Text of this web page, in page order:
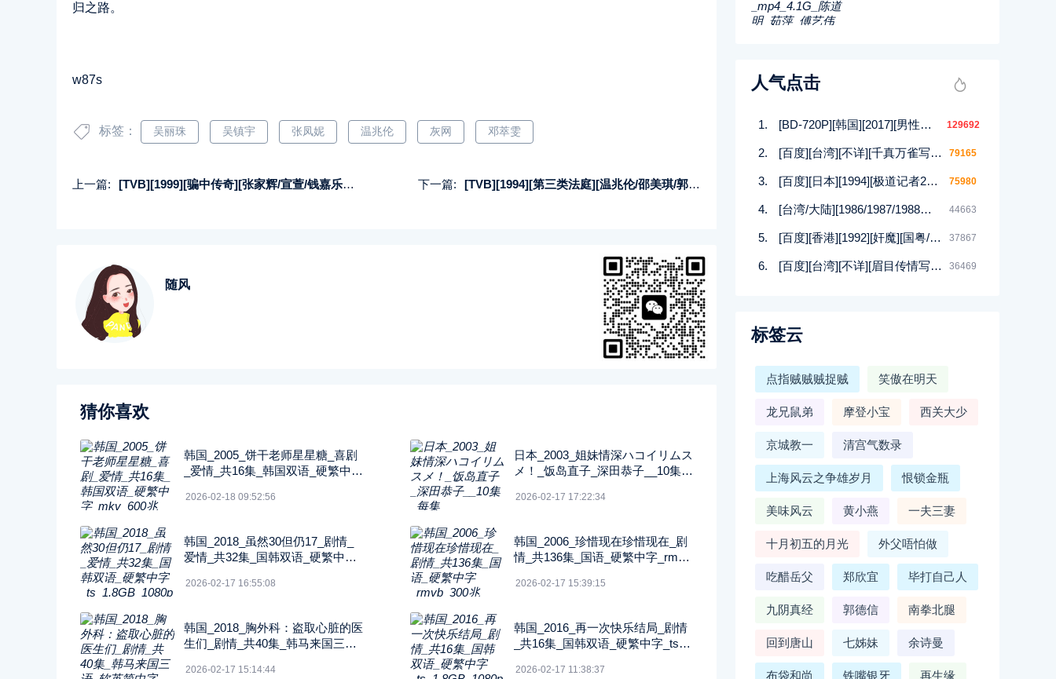
归之路。
w87s
标签： 吴丽珠 吴镇宇 张凤妮 温兆伦 灰网 邓萃雯
上一篇: [TVB][1999][骗中传奇][张家辉/宣萱/钱嘉乐][国粤双语外挂中字][GOTV源码/TS][20集全/单集约800M] 下一篇: [TVB][1994][第三类法庭][温兆伦/邵美琪/郭蔼明][国粤双语中字][GOTV源码/MKV][30集全/每集800M]
随风
猜你喜欢
韩国_2005_饼干老师星星糖_喜剧
_爱情_共16集_韩国双语_硬繁中字
2026-02-18 09:52:56
日本_2003_姐妹情深ハコイリムス
メ！_饭岛直子_深田恭子__10集_
2026-02-17 17:22:34
韩国_2018_虽然30但仍17_剧情_
爱情_共32集_国韩双语_硬繁中字_
2026-02-17 16:55:08
韩国_2006_珍惜现在珍惜现在_剧
情_共136集_国语_硬繁中字_rmvb
2026-02-17 15:39:15
韩国_2018_胸外科：盗取心脏的医
生们_剧情_共40集_韩马来国三语_
Y
2026-02-17 15:14:44
韩国_2016_再一次快乐结局_剧情
_共16集_国韩双语_硬繁中字_ts_
2026-02-17 11:38:37
人气点击
[BD-720P][韩国][2017][男性的17种幻想][崔在焕/朴庆熙][韩语中字][MP4/1.5G][HD高清] 129692
[百度][台湾][不详][千真万雀写真集][12集][MKV] 79165
[百度][日本][1994][极道记者2马券転生篇][日语/中文软字幕][DVDISO/4.00GB] 75980
[台湾/大陆][1986/1987/1988等][四大美人合集DVD][西施/貂蝉/杨贵妃等][潘迎紫/寇世勋/顾冠忠][144集全][国语中字][88DVD/iso] 44663
[百度][香港][1992][奸魔][国粤/无字][MKV/925MB] 37867
[百度][台湾][不详][眉目传情写真集][12集][MKV] 36469
标签云
点指贼贼贼捉贼 笑傲在明天
龙兄鼠弟 摩登小宝 西关大少
京城教一 清宫气数录
上海风云之争雄岁月 恨锁金瓶
美味风云 黄小燕 一夫三妻
十月初五的月光 外父唔怕做
吃醋岳父 郑欣宜 毕打自己人
九阴真经 郭德信 南拳北腿
回到唐山 七姊妹 余诗曼
布袋和尚 铁嘴银牙 再生缘